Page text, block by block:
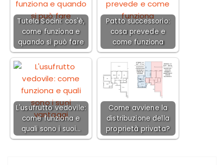
Tutela Socini: cos'è,
come funziona e
quando si può fare
Patto successorio:
cosa prevede e
come funziona
L'usufrutto vedovile:
come funziona e
quali sono i suoi…
Come avviene la
distribuzione della
proprietà privata?